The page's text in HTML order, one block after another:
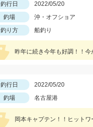
釣行日 2022/05/20
釣場
沖・オフショア
釣り方
船釣り
昨年に続き今年も好調！！今
釣行日 2022/05/20
釣場
名古屋港
岡本キャプテン！！ヒット